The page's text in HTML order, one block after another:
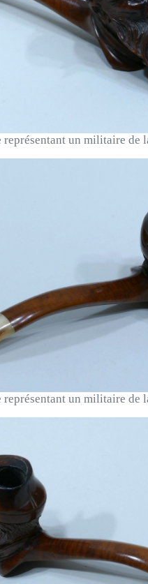
représentant un militaire de
représentant un militaire de